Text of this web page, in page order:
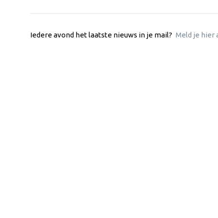
Iedere avond het laatste nieuws in je mail? Meld je hier